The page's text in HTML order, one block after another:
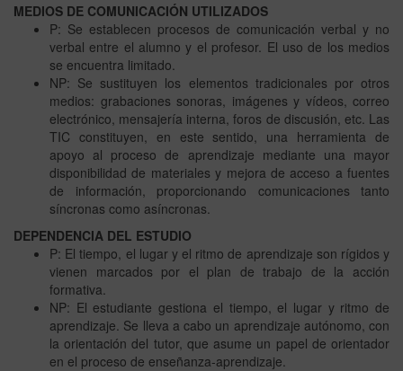
MEDIOS DE COMUNICACIÓN UTILIZADOS
P: Se establecen procesos de comunicación verbal y no
verbal entre el alumno y el profesor. El uso de los medios
se encuentra limitado.
NP: Se sustituyen los elementos tradicionales por otros
medios: grabaciones sonoras, imágenes y vídeos, correo
electrónico, mensajería interna, foros de discusión, etc. Las
TIC constituyen, en este sentido, una herramienta de
apoyo al proceso de aprendizaje mediante una mayor
disponibilidad de materiales y mejora de acceso a fuentes
de información, proporcionando comunicaciones tanto
síncronas como asíncronas.
DEPENDENCIA DEL ESTUDIO
P: El tiempo, el lugar y el ritmo de aprendizaje son rígidos y
vienen marcados por el plan de trabajo de la acción
formativa.
NP: El estudiante gestiona el tiempo, el lugar y ritmo de
aprendizaje. Se lleva a cabo un aprendizaje autónomo, con
la orientación del tutor, que asume un papel de orientador
en el proceso de enseñanza-aprendizaje.